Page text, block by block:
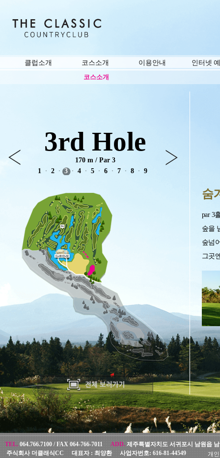
클럽소개 코스소개
코스소개
이용안내 인터넷
3rd Hole
170 m / Par 3
1
ㆍ 2 ㆍ 3 ㆍ 4 ㆍ 5 ㆍ 6 ㆍ 7 ㆍ 8 ㆍ 9
숨
par 3
숲을
숲넘
그곳
TEL. 064.766.7100 / FAX 064-766-7011 ADD. 제주특별자치도 서귀포시 남원읍 남
주식회사 더클래식CC
대표자 : 최양환 사업자번호: 616-81-44549
개